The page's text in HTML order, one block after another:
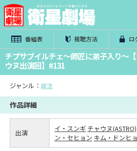
番組表 視聴方法 ロ
チプサブイルチェ～師匠に弟子入り～
ウヌ出演回】#131
ジャンル： 韓流
作品詳細
出演 イ・スンギ チャウヌ(ASTRO)
ン・セヒョン キム・ドンヒ